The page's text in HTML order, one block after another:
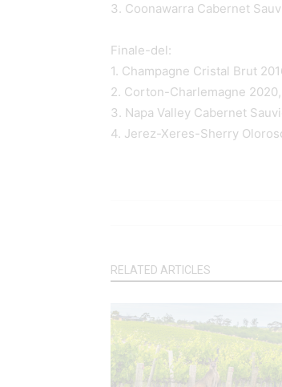
3. Coonawarra Cabernet
Finale-del:
1. Champagne Cristal Brut
2. Corton-Charlemagne
3. Napa Valley Cabernet
4. Jerez-Xeres-Sherry
RELATED ARTICLES